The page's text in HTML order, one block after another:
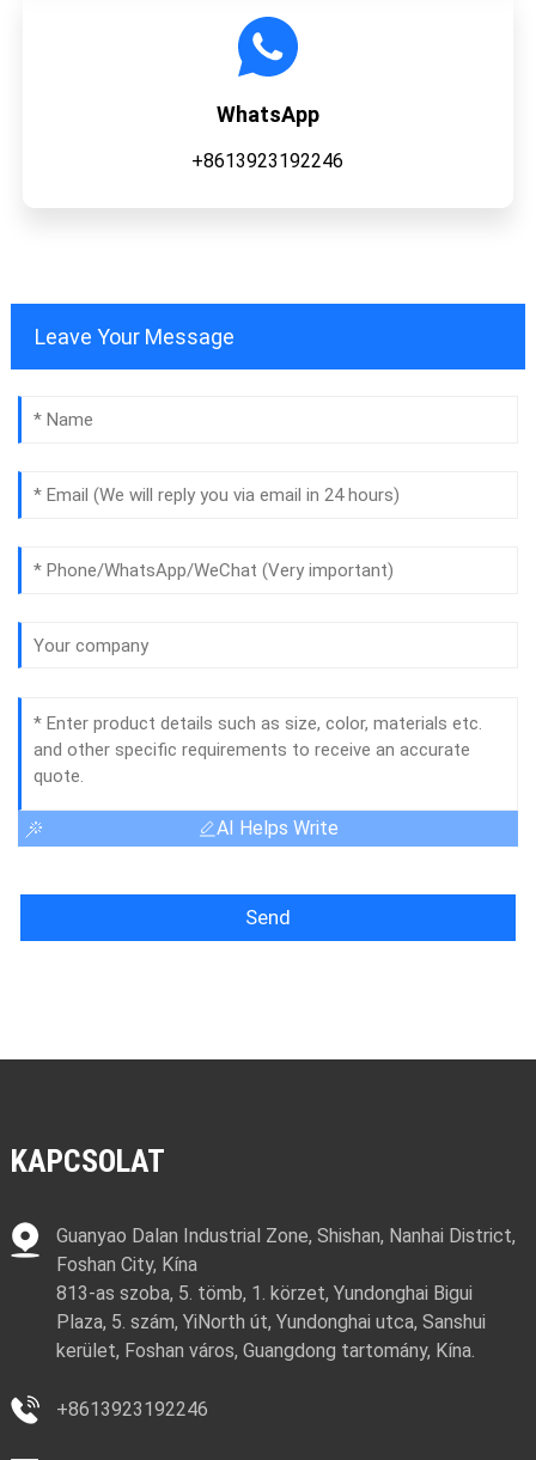
WhatsApp
+8613923192246
Leave Your Message
AI Helps Write
Send
KAPCSOLAT
Guanyao Dalan Industrial Zone, Shishan, Nanhai District,
Foshan City, Kína
813-as szoba, 5. tömb, 1. körzet, Yundonghai Bigui
Plaza, 5. szám, YiNorth út, Yundonghai utca, Sanshui
kerület, Foshan város, Guangdong tartomány, Kína.
+8613923192246